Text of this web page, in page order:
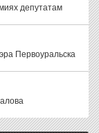
депутатам
Первоуральска